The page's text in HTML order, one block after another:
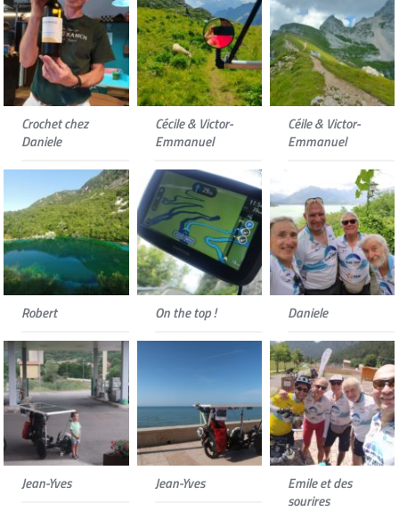
Crochet chez
Daniele
Cécile & Victor-
Emmanuel
Céile & Victor-
Emmanuel
Robert On the top ! Daniele
Jean-Yves Jean-Yves
Emile et des
sourires